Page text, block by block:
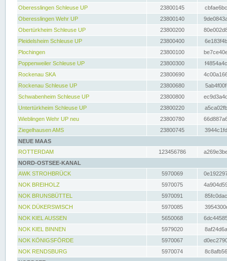
Oberesslingen Schleuse UP
23800145
Oberesslingen Wehr UP
23800140
Obertürkheim Schleuse UP
23800200
Pleidelsheim Schleuse UP
23800400
Plochingen
23800100
Poppenweiler Schleuse UP
23800300
Rockenau SKA
23800690
Rockenau Schleuse UP
23800680
Schwabenheim Schleuse UP
23800800
Untertürkheim Schleuse UP
23800220
Wieblingen Wehr UP neu
23800780
Ziegelhausen AMS
23800745
NEUE MAAS
ROTTERDAM
123456786
NORD-OSTSEE-KANAL
AWK STROHBRÜCK
5970069
NOK BREIHOLZ
5970075
NOK BRUNSBÜTTEL
5970091
NOK DÜKERSWISCH
5970085
NOK KIEL AUSSEN
5650068
NOK KIEL BINNEN
5979020
NOK KÖNIGSFÖRDE
5970067
NOK RENDSBURG
5970074